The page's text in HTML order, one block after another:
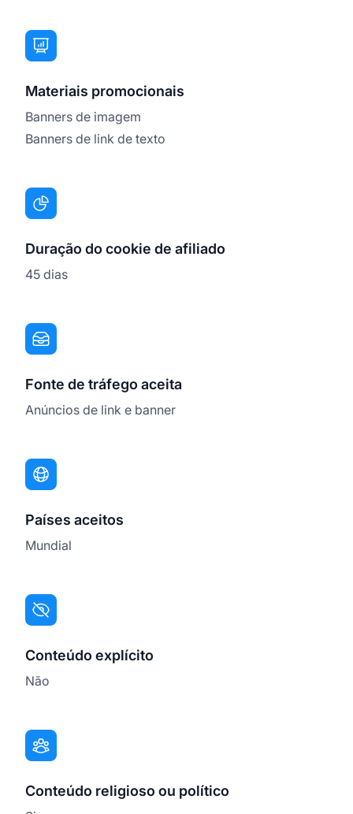
Materiais promocionais
Banners de imagem
Banners de link de texto
Duração do cookie de afiliado
45 dias
Fonte de tráfego aceita
Anúncios de link e banner
Países aceitos
Mundial
Conteúdo explícito
Não
Conteúdo religioso ou político